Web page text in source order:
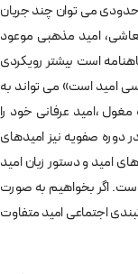
حدودی می توان چند جریان
امید مذهبی موعود
است بیشتر رویکردی
امید است» می تواند به
مغول ،امید عرفانی خود را
صفویه نیز امیدهای
امید و دستور زبان امید
اگر بخواهیم به صورت
اجتماعی امید متفاوت